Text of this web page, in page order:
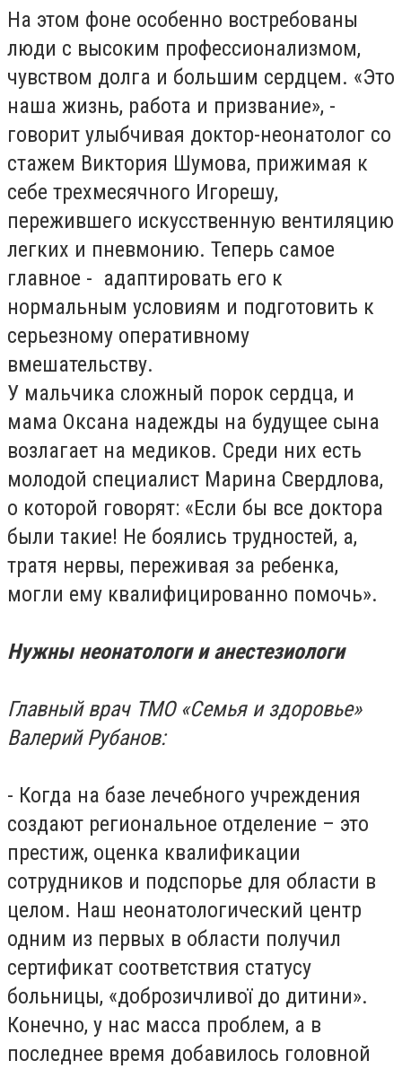
На этом фоне особенно востребованы
люди с высоким профессионализмом,
чувством долга и большим сердцем. «Это
наша жизнь, работа и призвание», -
говорит улыбчивая доктор-неонатолог со
стажем Виктория Шумова, прижимая к
себе трехмесячного Игорешу,
пережившего искусственную вентиляцию
легких и пневмонию. Теперь самое
главное - адаптировать его к
нормальным условиям и подготовить к
серьезному оперативному
вмешательству.
У мальчика сложный порок сердца, и
мама Оксана надежды на будущее сына
возлагает на медиков. Среди них есть
молодой специалист Марина Свердлова,
о которой говорят: «Если бы все доктора
были такие! Не боялись трудностей, а,
тратя нервы, переживая за ребенка,
могли ему квалифицированно помочь».
Нужны неонатологи и анестезиологи
Главный врач ТМО «Семья и здоровье»
Валерий Рубанов:
- Когда на базе лечебного учреждения
создают региональное отделение – это
престиж, оценка квалификации
сотрудников и подспорье для области в
целом. Наш неонатологический центр
одним из первых в области получил
сертификат соответствия статусу
больницы, «доброзичливої до дитини».
Конечно, у нас масса проблем, а в
последнее время добавилось головной